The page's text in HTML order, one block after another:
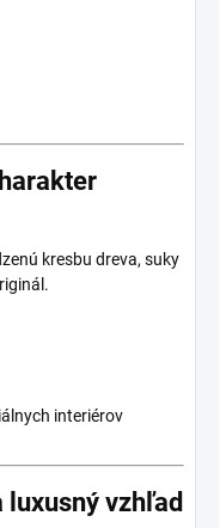
kresbu dreva, suky
interiérov
luxusný vzhľad